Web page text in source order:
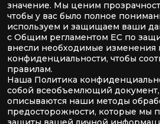
значение. Мы ценим
чтобы у вас было полное
используем и защищаем ваши
с Общим регламентом ЕС по
внесли необходимые изменения
конфиденциальности, чтобы
правилам.
Наша Политика
собой всеобъемлющий
описываются наши методы
предосторожности, которые мы